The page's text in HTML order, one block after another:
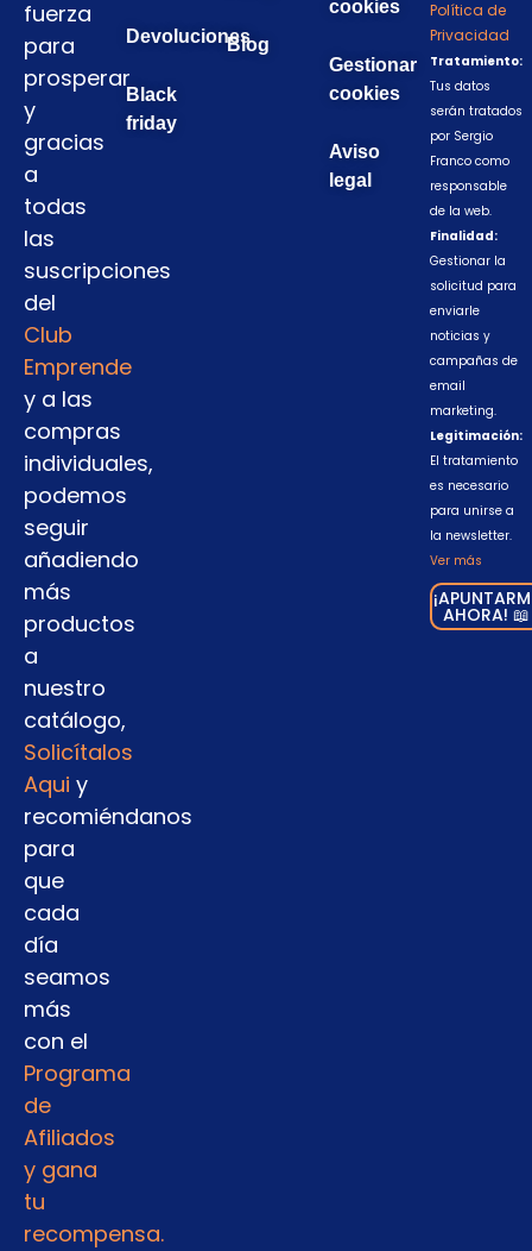
fuerza
para
prosperar
y
gracias
a
todas
las
suscripciones
del
Club
Emprende
y a las
compras
individuales,
podemos
seguir
añadiendo
más
productos
a
nuestro
catálogo,
Solicítalos
Aqui y
recomiéndanos
para
que
cada
día
seamos
más
con el
Programa
de
Afiliados
y gana
tu
recompensa.
Devoluciones
Black
friday
Blog
cookies
Gestionar
cookies
Aviso
legal
Política de
Privacidad
Tratamiento:
Tus datos
serán tratados
por Sergio
Franco como
responsable
de la web.
Finalidad:
Gestionar la
solicitud para
enviarle
noticias y
campañas de
email
marketing.
Legitimación:
El tratamiento
es necesario
para unirse a
la newsletter.
Ver más
AHORA! 📖